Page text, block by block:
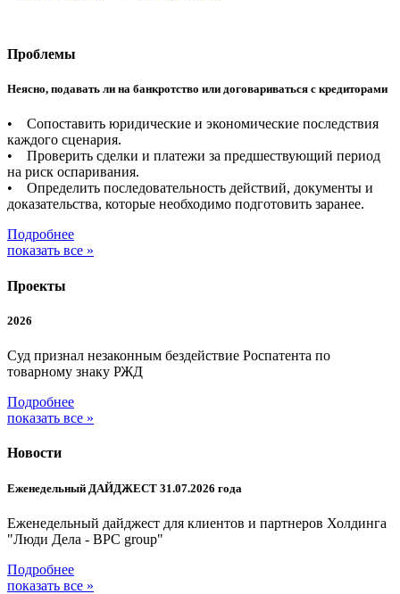
Проблемы
Неясно, подавать ли на банкротство или договариваться с кредиторами
• Сопоставить юридические и экономические последствия
каждого сценария.
• Проверить сделки и платежи за предшествующий период
на риск оспаривания.
• Определить последовательность действий, документы и
доказательства, которые необходимо подготовить заранее.
Подробнее
показать все »
Проекты
2026
Суд признал незаконным бездействие Роспатента по
товарному знаку РЖД
Подробнее
показать все »
Новости
Еженедельный ДАЙДЖЕСТ 31.07.2026 года
Еженедельный дайджест для клиентов и партнеров Холдинга
"Люди Дела - BPC group"
Подробнее
показать все »